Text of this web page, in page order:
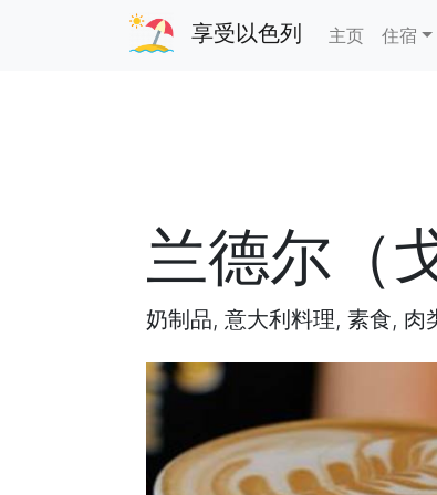
享受以色列 主页 住宿
兰德尔（
奶制品, 意大利料理, 素食, 肉